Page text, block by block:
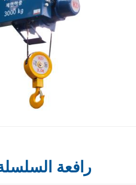
رافعة السلسلة